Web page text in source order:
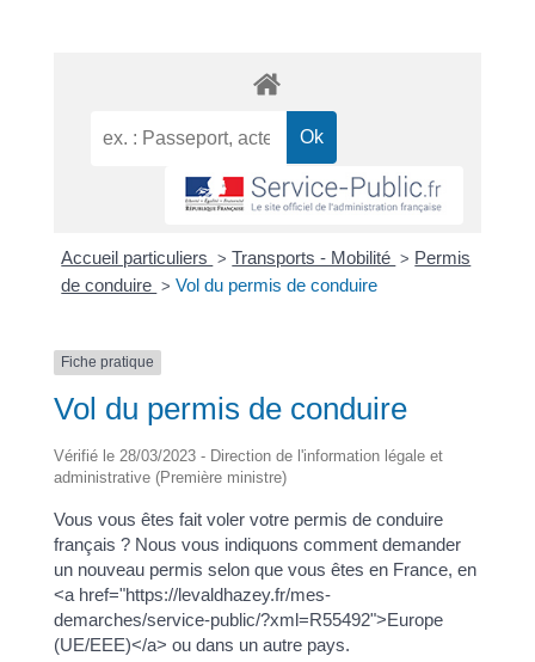
Accueil particuliers > Transports - Mobilité > Permis
de conduire > Vol du permis de conduire
Fiche pratique
Vol du permis de conduire
Vérifié le 28/03/2023 - Direction de l'information légale et
administrative (Première ministre)
Vous vous êtes fait voler votre permis de conduire
français ? Nous vous indiquons comment demander
un nouveau permis selon que vous êtes en France, en
<a href="https://levaldhazey.fr/mes-
demarches/service-public/?xml=R55492">Europe
(UE/EEE)</a> ou dans un autre pays.